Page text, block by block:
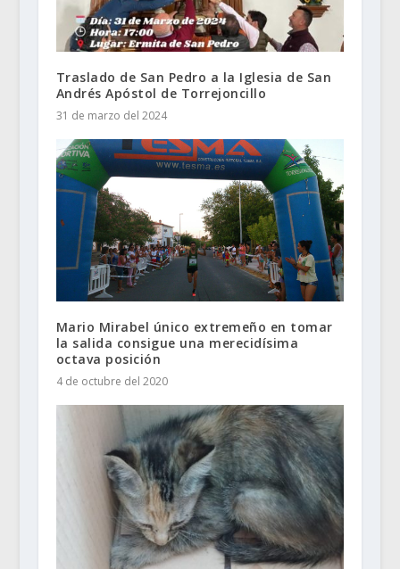
Traslado de San Pedro a la Iglesia de San
Andrés Apóstol de Torrejoncillo
31 de marzo del 2024
Mario Mirabel único extremeño en tomar
la salida consigue una merecidísima
octava posición
4 de octubre del 2020